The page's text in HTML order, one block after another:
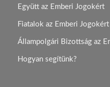
Együtt az Emberi Jogokért
Fiatalok az Emberi Jogokért
Állampolgári Bizottság az
Hogyan segítünk?